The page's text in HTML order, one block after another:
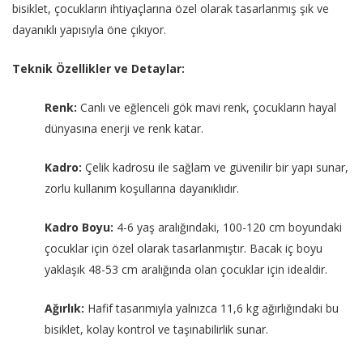
bisiklet, çocukların ihtiyaçlarına özel olarak tasarlanmış şık ve
dayanıklı yapısıyla öne çıkıyor.
Teknik Özellikler ve Detaylar:
Renk: Canlı ve eğlenceli gök mavi renk, çocukların hayal
dünyasına enerji ve renk katar.
Kadro: Çelik kadrosu ile sağlam ve güvenilir bir yapı sunar,
zorlu kullanım koşullarına dayanıklıdır.
Kadro Boyu: 4-6 yaş aralığındaki, 100-120 cm boyundaki
çocuklar için özel olarak tasarlanmıştır. Bacak iç boyu
yaklaşık 48-53 cm aralığında olan çocuklar için idealdir.
Ağırlık: Hafif tasarımıyla yalnızca 11,6 kg ağırlığındaki bu
bisiklet, kolay kontrol ve taşınabilirlik sunar.